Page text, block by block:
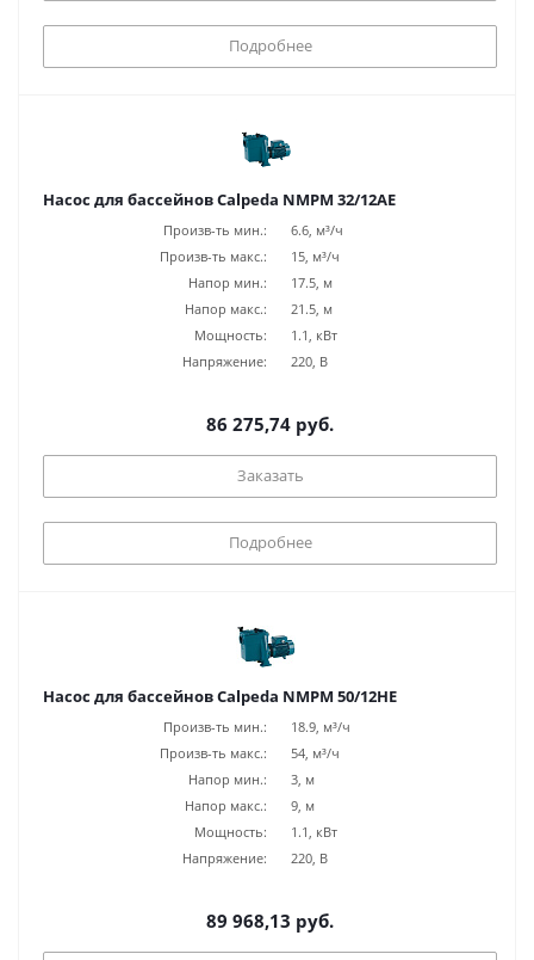
Подробнее
Насос для бассейнов Calpeda NMPM 32/12AE
Произв-ть мин.:
6.6, м³/ч
Произв-ть макс.:
15, м³/ч
Напор мин.:
17.5, м
Напор макс.:
21.5, м
Мощность:
1.1, кВт
Напряжение:
220, В
86 275,74 руб.
Заказать
Подробнее
Насос для бассейнов Calpeda NMPM 50/12HE
Произв-ть мин.:
18.9, м³/ч
Произв-ть макс.:
54, м³/ч
Напор мин.:
3, м
Напор макс.:
9, м
Мощность:
1.1, кВт
Напряжение:
220, В
89 968,13 руб.